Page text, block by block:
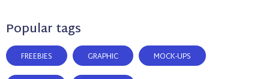
Popular tags
FREEBIES GRAPHIC MOCK-UPS